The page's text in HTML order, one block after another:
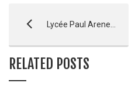
Lycée Paul Arene – Sisteron
RELATED POSTS